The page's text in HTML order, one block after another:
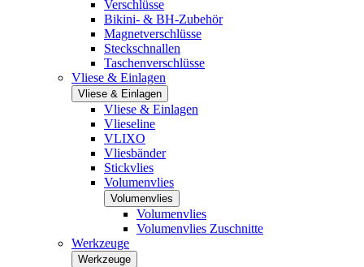
Verschlüsse
Bikini- & BH-Zubehör
Magnetverschlüsse
Steckschnallen
Taschenverschlüsse
Vliese & Einlagen
Vliese & Einlagen
Vliese & Einlagen
Vlieseline
VLIXO
Vliesbänder
Stickvlies
Volumenvlies
Volumenvlies
Volumenvlies
Volumenvlies Zuschnitte
Werkzeuge
Werkzeuge